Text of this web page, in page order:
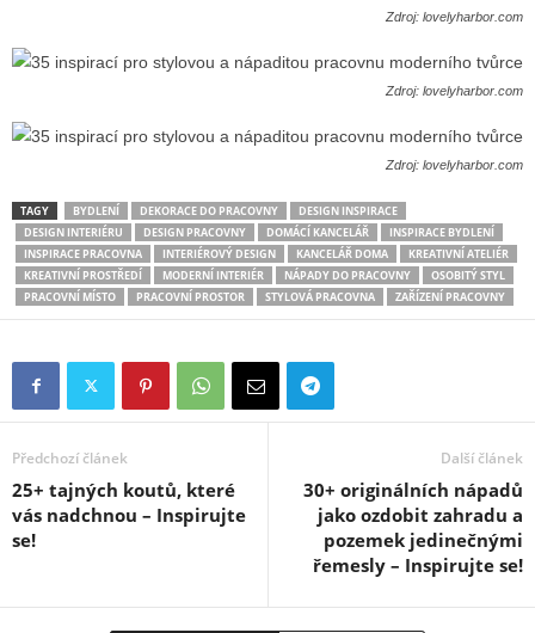
Zdroj: lovelyharbor.com
Zdroj: lovelyharbor.com
Zdroj: lovelyharbor.com
TAGY BYDLENÍ DEKORACE DO PRACOVNY
DESIGN INSPIRACE
DESIGN INTERIÉRU
DESIGN PRACOVNY DOMÁCÍ KANCELÁŘ
INSPIRACE BYDLENÍ
INSPIRACE PRACOVNA
INTERIÉROVÝ DESIGN KANCELÁŘ DOMA
KREATIVNÍ ATELIÉR
KREATIVNÍ PROSTŘEDÍ
MODERNÍ INTERIÉR NÁPADY DO PRACOVNY
OSOBITÝ STYL
PRACOVNÍ MÍSTO
PRACOVNÍ PROSTOR STYLOVÁ PRACOVNA ZAŘÍZENÍ PRACOVNY
Předchozí článek
25+ tajných koutů, které
vás nadchnou – Inspirujte
se!
Další článek
30+ originálních nápadů
jako ozdobit zahradu a
pozemek jedinečnými
řemesly – Inspirujte se!